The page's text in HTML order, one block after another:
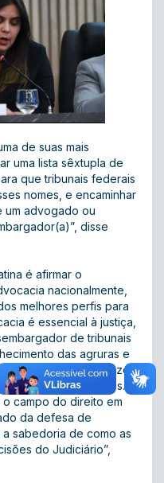
de suas mais
uma lista sêxtupla de
que tribunais federais
nomes, e encaminhar
um advogado ou
disse
é afirmar o
nacionalmente,
melhores perfis para
é essencial à justiça,
de tribunais
das agruras e
de respeitar e fazer
o direito a honorários.
campo do direito em
da defesa de
sabedoria de como as
do Judiciário”,